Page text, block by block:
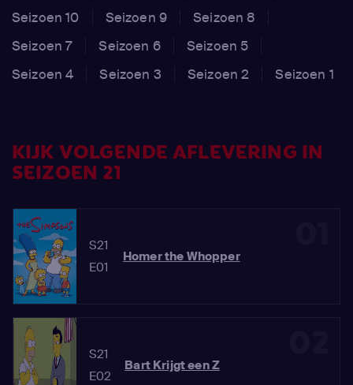
Seizoen 10
Seizoen 9
Seizoen 8
Seizoen 7
Seizoen 6
Seizoen 5
Seizoen 4
Seizoen 3 Seizoen 2 Seizoen 1
KIJK VOLGENDE AFLEVERING IN
SEIZOEN 21
S21
E01
Homer the Whopper
S21
E02
Bart Krijgt een Z